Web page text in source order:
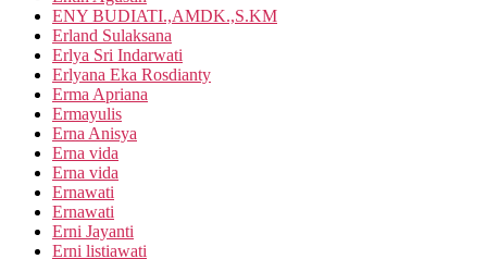
ENY BUDIATI.,AMDK.,S.KM
Erland Sulaksana
Erlya Sri Indarwati
Erlyana Eka Rosdianty
Erma Apriana
Ermayulis
Erna Anisya
Erna vida
Erna vida
Ernawati
Ernawati
Erni Jayanti
Erni listiawati